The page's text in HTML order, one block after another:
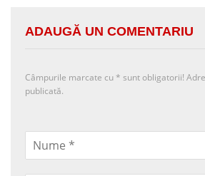
ADAUGĂ UN COMENTARIU
Câmpurile marcate cu * sunt obligatorii!
publicată.